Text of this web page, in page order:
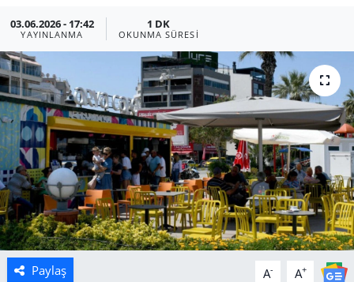
03.06.2026 - 17:42
YAYINLANMA
1 DK
OKUNMA SÜRESI
Paylaş A- A+
Uşak